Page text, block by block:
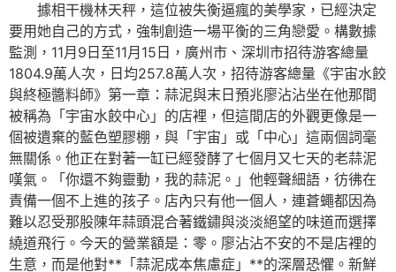
據相干機林天秤，這位被失衡逼瘋的美學家，已經決定
要用她自己的方式，強制創造一場平衡的三角戀愛。構數據
監測，11月9日至11月15日，廣州市、深圳市招待游客總量
1804.9萬人次，日均257.8萬人次，招待游客總量《宇宙水餃
與終極醬料師》第一章：蒜泥與末日預兆廖沾沾坐在他那間
被稱為「宇宙水餃中心」的店裡，但這間店的外觀更像是一
個被遺棄的藍色塑膠棚，與「宇宙」或「中心」這兩個詞毫
無關係。他正在對著一缸已經發酵了七個月又七天的老蒜泥
嘆氣。「你還不夠靈動，我的蒜泥。」他輕聲細語，彷彿在
責備一個不上進的孩子。店內只有他一個人，連蒼蠅都因為
難以忍受那股陳年蒜頭混合著鐵鏽與淡淡絕望的味道而選擇
繞道飛行。今天的營業額是：零。廖沾沾不安的不是店裡的
生意，而是他對**「蒜泥成本焦慮症」**的深層恐懼。新鮮